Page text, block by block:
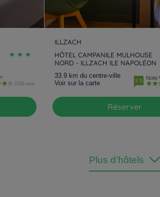
2226 avis
ILLZACH
HÔTEL CAMPANILE MULHOUSE
NORD - ILLZACH ILE NAPOLÉON
33.9 km du centre-ville
Voir sur la carte
3.5 Note
Réserver
Plus d’hôtels